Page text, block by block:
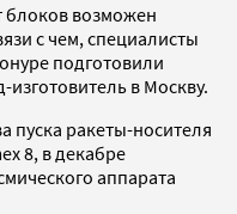
блоков возможен
с чем, специалисты
подготовили
изготовитель в Москву.
пуска ракеты-носителя
8, в декабре
аппарата